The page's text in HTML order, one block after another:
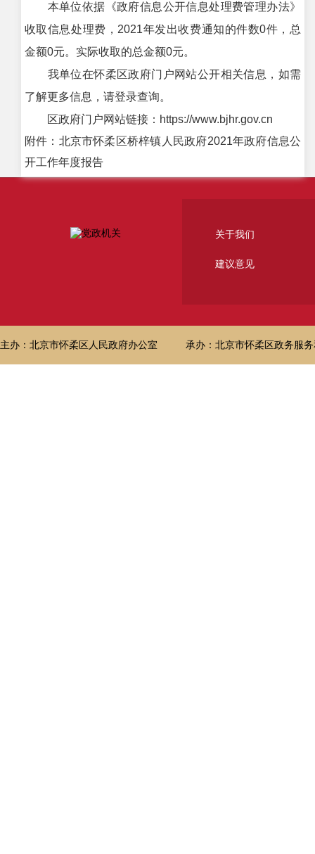
本单位依据《政府信息公开信息处理费管理办法》
收取信息处理费，2021年发出收费通知的件数0件，总
金额0元。实际收取的总金额0元。
我单位在怀柔区政府门户网站公开相关信息，如需
了解更多信息，请登录查询。
区政府门户网站链接：https://www.bjhr.gov.cn
附件：北京市怀柔区桥梓镇人民政府2021年政府信息公
开工作年度报告
关于我们
建议意见
主办：北京市怀柔区人民政府办公室 承办：北京市怀柔区政务服